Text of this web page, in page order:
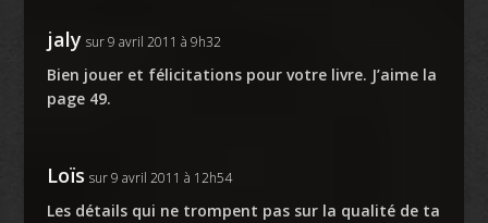
jaly sur 9 avril 2011 à 9h32
Bien jouer et félicitations pour votre livre. J’aime la
page 49.
Loïs sur 9 avril 2011 à 12h54
Les détails qui ne trompent pas sur la qualité de ta